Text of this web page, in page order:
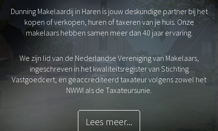
Dunning Makelaardij in Haren is jouw deskundige partner bij het
kopen of verkopen, huren of taxeren van je huis. Onze
makelaars hebben samen meer dan 40 jaar ervaring.
We zijn lid van de Nederlandse Vereniging van Makelaars,
ingeschreven in het kwaliteitsregister van Stichting
Vastgoedcert, en geaccrediteerd taxateur volgens zowel het
NWWI als de Taxateursunie.
Lees meer...